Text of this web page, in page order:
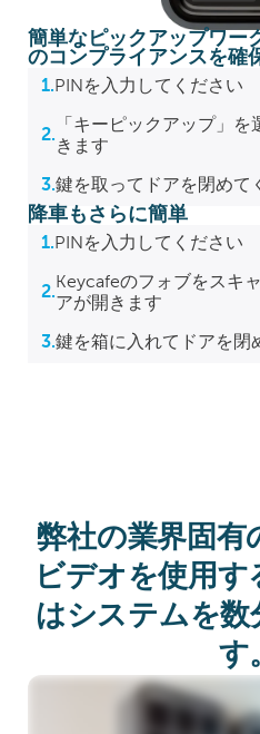
簡単なピックアップワー
のコンプライアンスを確
1.PINを入力してください
2.
「キーピックアップ」
きます
3.鍵を取ってドアを閉めて
降車もさらに簡単
1.PINを入力してください
2.
Keycafeのフォブをスキ
アが開きます
3.鍵を箱に入れてドアを閉
弊社の業界固有
ビデオを使用
はシステムを数
す